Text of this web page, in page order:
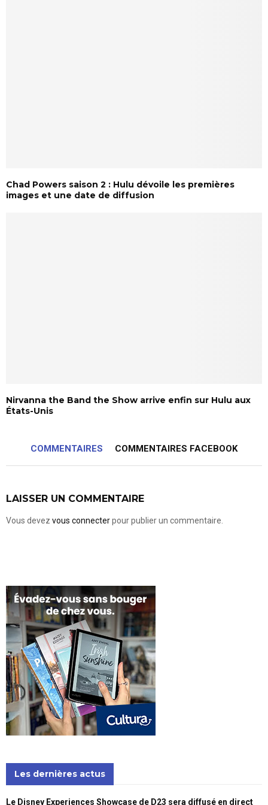
Chad Powers saison 2 : Hulu dévoile les premières
images et une date de diffusion
Nirvanna the Band the Show arrive enfin sur Hulu aux
États-Unis
COMMENTAIRES COMMENTAIRES FACEBOOK
LAISSER UN COMMENTAIRE
Vous devez vous connecterpour publier un commentaire.
Les dernières actus
Le Disney Experiences Showcase de D23 sera diffusé en direct